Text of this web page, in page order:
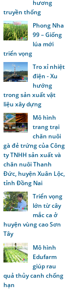
hương
truyền thống
Phong Nha
99 – Giống
lúa mới
triển vọng
Tro xỉ nhiệt
điện - Xu
hướng
trong sản xuất vật
liệu xây dựng
Mô hình
trang trại
chăn nuôi
gà đẻ trứng của Công
ty TNHH sản xuất và
chăn nuôi Thanh
Đức, huyện Xuân Lộc,
tỉnh Đồng Nai
Triển vọng
lớn từ cây
mắc ca ở
huyện vùng cao Sơn
Tây
Mô hình
Edufarm
giúp rau
quả thủy canh chống
hạn